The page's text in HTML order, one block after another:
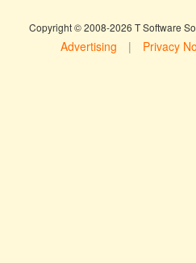
Copyright © 2008-2026 T Software
Advertising | Privacy